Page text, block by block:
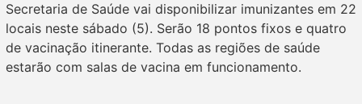
Secretaria de Saúde vai disponibilizar imunizantes em 22
locais neste sábado (5). Serão 18 pontos fixos e quatro
de vacinação itinerante. Todas as regiões de saúde
estarão com salas de vacina em funcionamento.